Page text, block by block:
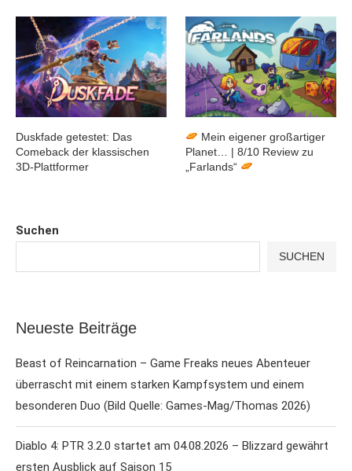
Suchen
SUCHEN
Neueste Beiträge
Beast of Reincarnation – Game Freaks neues Abenteuer
überrascht mit einem starken Kampfsystem und einem
besonderen Duo (Bild Quelle: Games-Mag/Thomas 2026)
Diablo 4: PTR 3.2.0 startet am 04.08.2026 – Blizzard gewährt
ersten Ausblick auf Saison 15
Duskfade getestet: Das
Comeback der klassischen
3D-Plattformer
Mein eigener großartiger
Planet… | 8/10 Review zu
„Farlands“